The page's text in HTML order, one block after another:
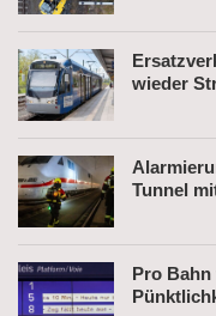
wieder
Tunnel
Pro